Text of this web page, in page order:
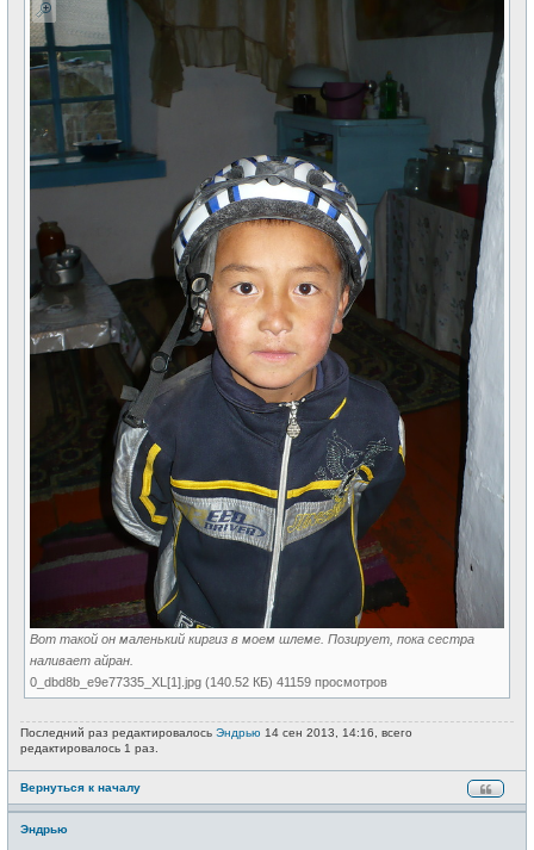
Вот такой он маленький киргиз в моем шлеме. Позирует, пока сестра
наливает айран.
0_dbd8b_e9e77335_XL[1].jpg (140.52 КБ) 41159 просмотров
Последний раз редактировалось Эндрью 14 сен 2013, 14:16, всего
редактировалось 1 раз.
Вернуться к началу
Эндрью